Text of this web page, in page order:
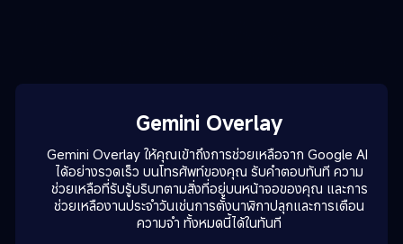
Gemini Overlay
Gemini Overlay ให้คุณเข้าถึงการช่วยเหลือจาก Google AI
ได้อย่างรวดเร็ว บนโทรศัพท์ของคุณ รับคำตอบทันที ความ
ช่วยเหลือที่รับรู้บริบทตามสิ่งที่อยู่บนหน้าจอของคุณ และการ
ช่วยเหลืองานประจำวันเช่นการตั้งนาฬิกาปลุกและการเตือน
ความจำ ทั้งหมดนี้ได้ในทันที